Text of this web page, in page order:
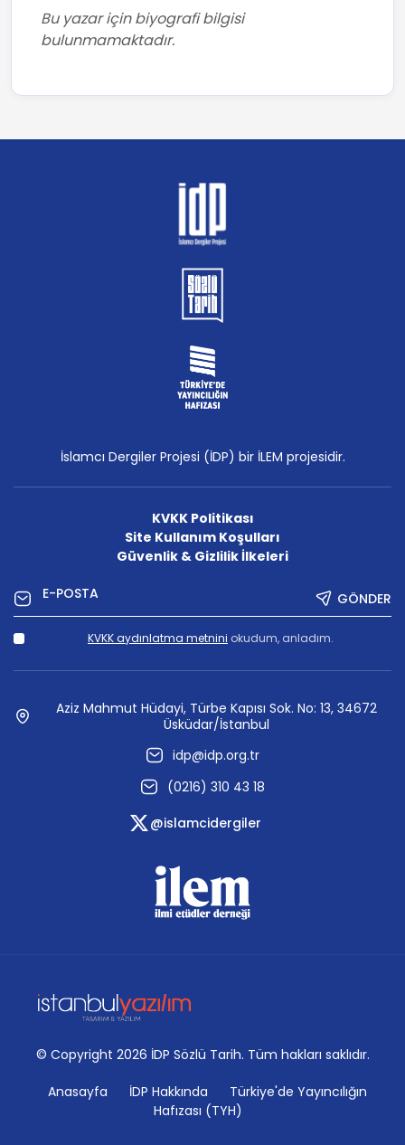
Bu yazar için biyografi bilgisi
bulunmamaktadır.
İslamcı Dergiler Projesi (İDP) bir İLEM projesidir.
KVKK Politikası
Site Kullanım Koşulları
Güvenlik & Gizlilik İlkeleri
GÖNDER
KVKK aydınlatma metnini okudum, anladım.
Aziz Mahmut Hüdayi, Türbe Kapısı Sok. No: 13, 34672
Üsküdar/İstanbul
idp@idp.org.tr
(0216) 310 43 18
@islamcidergiler
© Copyright 2026 İDP Sözlü Tarih. Tüm hakları saklıdır.
Anasayfa İDP Hakkında
Türkiye'de Yayıncılığın
Hafızası (TYH)